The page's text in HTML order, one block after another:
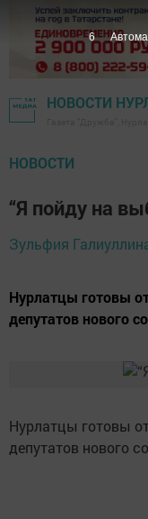
НОВОСТИ
НОВОСТИ
“Я пойду на
Зульфия
Нурлатцы готовы
депутатов нового
Нурлатцы готовы
депутатов нового
5